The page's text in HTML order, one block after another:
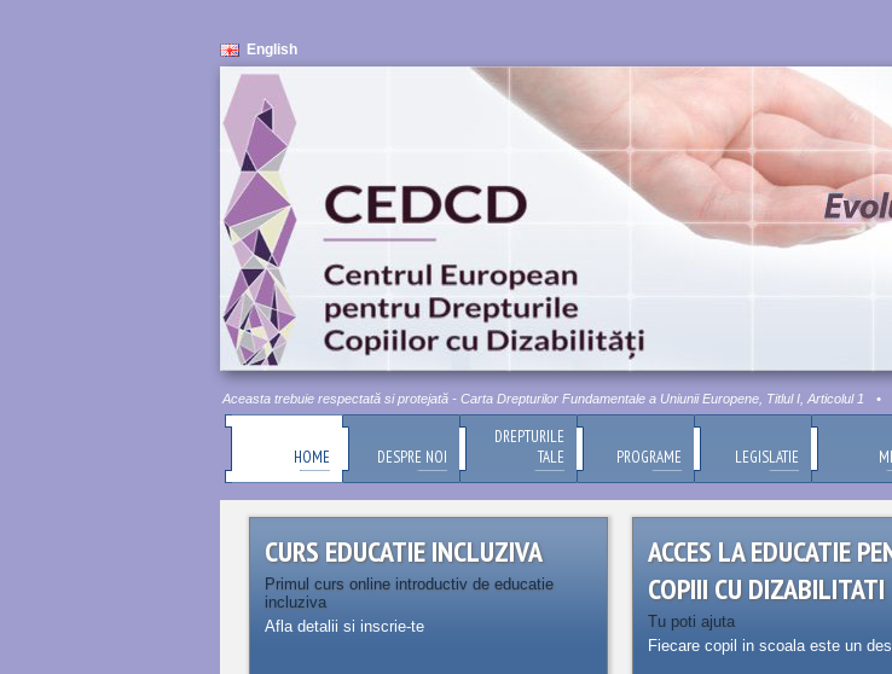
English
umană este inviolabilă. Aceasta trebuie respectată si protejată - Carta Drepturilor Fundamentale a Uniunii Europene, Titlul I, Articolul 1 •
HOME DESPRE NOI
DREPTURILE
TALE
PROGRAME LEGISLATIE
CURS EDUCATIE INCLUZIVA
Primul curs online introductiv de educatie
incluziva
Afla detalii si inscrie-te
ACCES LA EDUCATIE
COPIII CU DIZABILITATI
Tu poti ajuta
Fiecare copil in scoala este un